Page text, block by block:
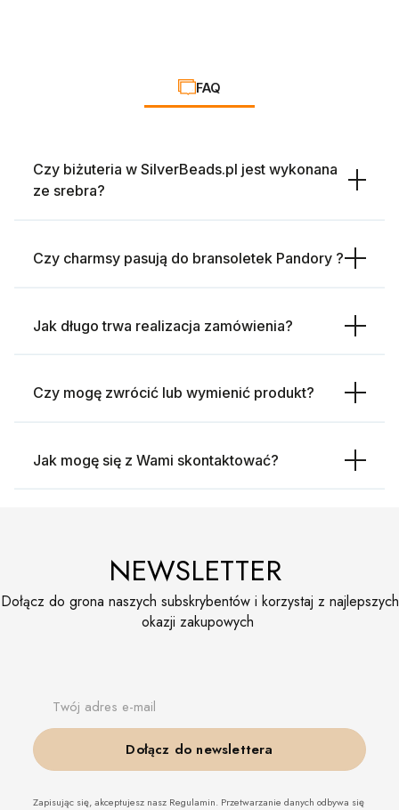
FAQ
Czy biżuteria w SilverBeads.pl jest wykonana
ze srebra?
Czy charmsy pasują do bransoletek Pandory ?
Jak długo trwa realizacja zamówienia?
Czy mogę zwrócić lub wymienić produkt?
Jak mogę się z Wami skontaktować?
NEWSLETTER
Dołącz do grona naszych subskrybentów i korzystaj z najlepszych
okazji zakupowych
Twój adres e-mail
Dołącz do newslettera
Zapisując się, akceptujesz nasz Regulamin. Przetwarzanie danych odbywa się